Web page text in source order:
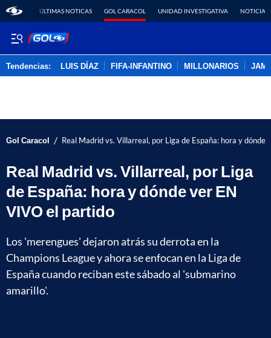
ÚLTIMAS NOTICAS GOL CARACOL UNIDAD INVESTIGATIVA NOTICIAS
Tendencias: LUIS DÍAZ FIFA-INFANTINO MILLONARIOS
Gol Caracol / Real Madrid vs. Villarreal, por Liga de España: hora y dónde
Real Madrid vs. Villarreal, por Liga
de España: hora y dónde ver EN
VIVO el partido
Los 'merengues' dejaron atrás su derrota en la
Champions League y ahora se enfocan en la Liga de
España cuando reciban este sábado al 'submarino
amarillo'.